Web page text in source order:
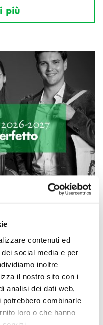
contenuti ed
social media e per
inoltre
il nostro sito con i
analisi dei dati web,
potrebbero combinarle
loro o che hanno
più